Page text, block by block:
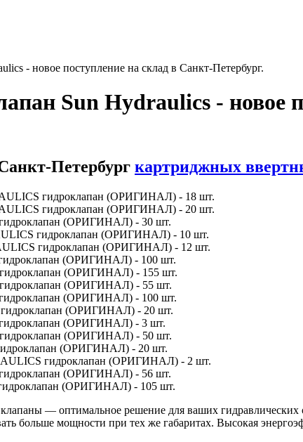
- новое поступление на склад в Санкт-Петербург.
Sun Hydraulics - новое
Петербург картриджных
гидроклапан (ОРИГИНАЛ) - 18 шт.
гидроклапан (ОРИГИНАЛ) - 20 шт.
(ОРИГИНАЛ) - 30 шт.
гидроклапан (ОРИГИНАЛ) - 10 шт.
гидроклапан (ОРИГИНАЛ) - 12 шт.
(ОРИГИНАЛ) - 100 шт.
(ОРИГИНАЛ) - 155 шт.
(ОРИГИНАЛ) - 55 шт.
(ОРИГИНАЛ) - 100 шт.
(ОРИГИНАЛ) - 20 шт.
(ОРИГИНАЛ) - 3 шт.
(ОРИГИНАЛ) - 50 шт.
(ОРИГИНАЛ) - 20 шт.
гидроклапан (ОРИГИНАЛ) - 2 шт.
(ОРИГИНАЛ) - 56 шт.
(ОРИГИНАЛ) - 105 шт.
— оптимальное решение для ваших
больше мощности при тех же габаритах. Высокая